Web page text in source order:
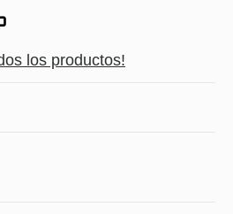
los productos!